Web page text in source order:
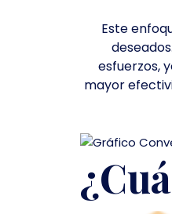
Este
deseados.
esfuerzos,
mayor